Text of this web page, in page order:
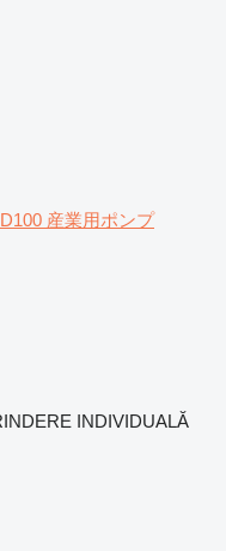
産業用ポンプ
INDIVIDUALĂ